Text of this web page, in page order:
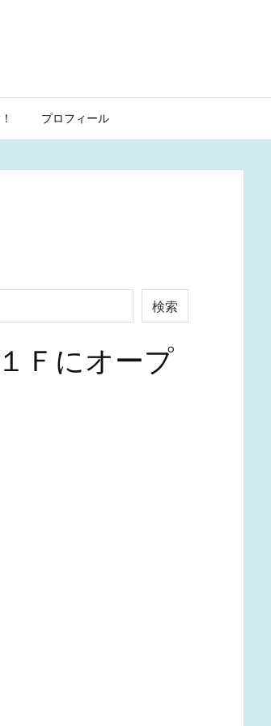
プロフィール
検索
Ｆにオープ